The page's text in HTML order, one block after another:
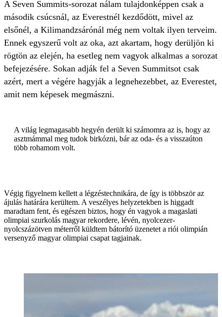
A Seven Summits-sorozat nálam tulajdonképpen csak a
második csúcsnál, az Everestnél kezdődött, mivel az
elsőnél, a Kilimandzsárónál még nem voltak ilyen terveim.
Ennek egyszerű volt az oka, azt akartam, hogy derüljön ki
rögtön az elején, ha esetleg nem vagyok alkalmas a sorozat
befejezésére. Sokan adják fel a Seven Summitsot csak
azért, mert a végére hagyják a legnehezebbet, az Everestet,
amit nem képesek megmászni.
A világ legmagasabb hegyén derült ki számomra az is, hogy az
asztmámmal meg tudok birkózni, bár az oda- és a visszaúton
több rohamom volt.
Végig figyelnem kellett a légzéstechnikára, de így is többször az
ájulás határára kerültem. A veszélyes helyzetekben is higgadt
maradtam fent, és egészen biztos, hogy én vagyok a magaslati
olimpiai szurkolás magyar rekordere, lévén, nyolcezer-
nyolcszázötven méterről küldtem bátorító üzenetet a riói olimpián
versenyző magyar olimpiai csapat tagjainak.